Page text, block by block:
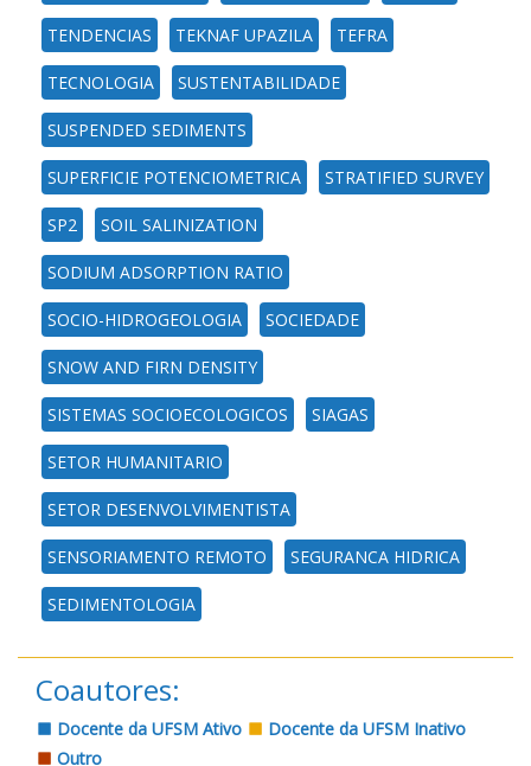
TENDENCIAS TEKNAF UPAZILA TEFRA
TECNOLOGIA SUSTENTABILIDADE
SUSPENDED SEDIMENTS
SUPERFICIE POTENCIOMETRICA STRATIFIED SURVEY
SP2 SOIL SALINIZATION
SODIUM ADSORPTION RATIO
SOCIO-HIDROGEOLOGIA SOCIEDADE
SNOW AND FIRN DENSITY
SISTEMAS SOCIOECOLOGICOS SIAGAS
SETOR HUMANITARIO
SETOR DESENVOLVIMENTISTA
SENSORIAMENTO REMOTO SEGURANCA HIDRICA
SEDIMENTOLOGIA
Coautores:
Docente da UFSM Ativo
Docente da UFSM Inativo
Outro